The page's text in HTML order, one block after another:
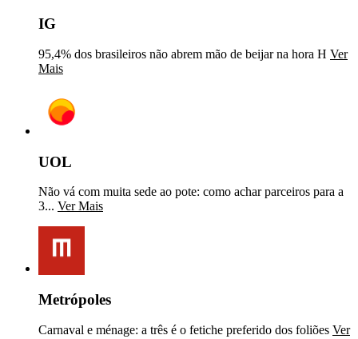
IG
95,4% dos brasileiros não abrem mão de beijar na hora H Ver
Mais
UOL
Não vá com muita sede ao pote: como achar parceiros para a
3... Ver Mais
Metrópoles
Carnaval e ménage: a três é o fetiche preferido dos foliões Ver